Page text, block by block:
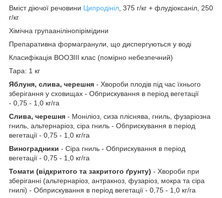
Вміст діючої речовини Ципродініл, 375 г/кг + флудіоксаніл, 250
г/кг
Хімічна групаанілінопірімідини
Препаративна формагранули, що диспергуються у воді
Класифікація ВООЗIII клас (помірно небезпечний)
Тара: 1 кг
Яблуня, слива, черешня - Хвороби плодів під час їхнього
зберігання у сховищах - Обприскування в період вегетації
- 0,75 - 1,0 кг/га
Слива, черешня - Моніліоз, сиза пліснява, гниль, фузаріозна
гниль, альтернаріоз, сіра гниль - Обприскування в період
вегетації - 0,75 - 1,0 кг/га
Виноградники - Сіра гниль - Обприскування в період
вегетації - 0,75 - 1,0 кг/га
Томати (відкритого та закритого ґрунту) - Хвороби при
зберіганні (альтернаріоз, антракноз, фузаріоз, мокра та сіра
гнилі) - Обприскування в період вегетації - 0,75 - 1,0 кг/га